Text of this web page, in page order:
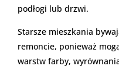
podłogi lub drzwi.
Starsze mieszkania
remoncie, ponieważ
warstw farby,